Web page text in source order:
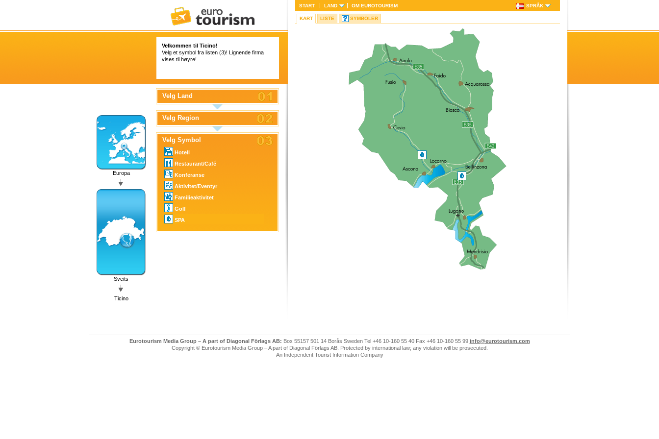
Velkommen til Ticino!
Velg et symbol fra listen (3)! Lignende firma
vises til høyre!
Europa
Sveits
Ticino
Velg Land
Velg Region
Velg Symbol
Hotell
Restaurant/Café
Konferanse
Aktivitet/Eventyr
Familieaktivitet
Golf
SPA
START LAND OM EUROTOURISM SPRÅK
KART LISTE SYMBOLER
Eurotourism Media Group – A part of Diagonal Förlags AB: Box 55157 501 14 Borås Sweden Tel +46 10-160 55 40 Fax +46 10-160 55 99 info@eurotourism.com
Copyright © Eurotourism Media Group – A part of Diagonal Förlags AB. Protected by international law; any violation will be prosecuted.
An Independent Tourist Information Company